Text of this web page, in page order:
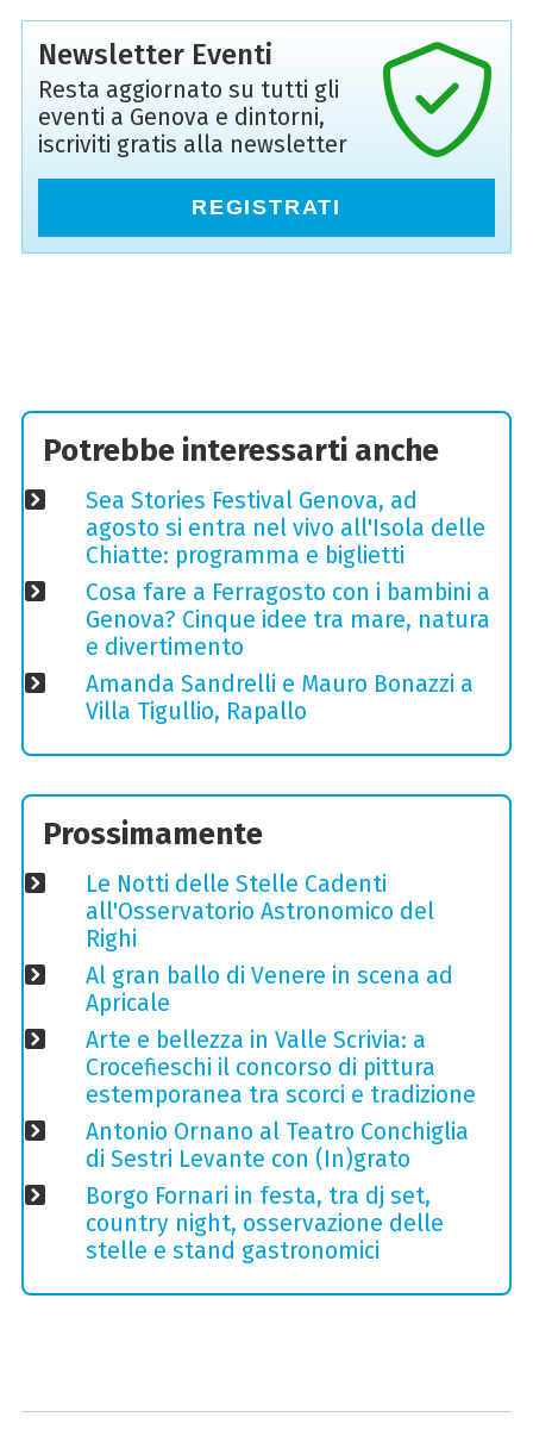
Newsletter Eventi
Resta aggiornato su tutti gli
eventi a Genova e dintorni,
iscriviti gratis alla newsletter
REGISTRATI
Potrebbe interessarti anche
Sea Stories Festival Genova, ad
agosto si entra nel vivo all'Isola delle
Chiatte: programma e biglietti
Cosa fare a Ferragosto con i bambini a
Genova? Cinque idee tra mare, natura
e divertimento
Amanda Sandrelli e Mauro Bonazzi a
Villa Tigullio, Rapallo
Prossimamente
Le Notti delle Stelle Cadenti
all'Osservatorio Astronomico del
Righi
Al gran ballo di Venere in scena ad
Apricale
Arte e bellezza in Valle Scrivia: a
Crocefieschi il concorso di pittura
estemporanea tra scorci e tradizione
Antonio Ornano al Teatro Conchiglia
di Sestri Levante con (In)grato
Borgo Fornari in festa, tra dj set,
country night, osservazione delle
stelle e stand gastronomici